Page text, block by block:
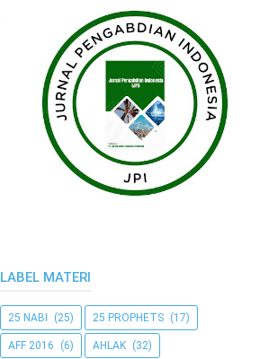
LABEL MATERI
25 NABI (25) 25 PROPHETS (17)
AFF 2016 (6) AHLAK (32)